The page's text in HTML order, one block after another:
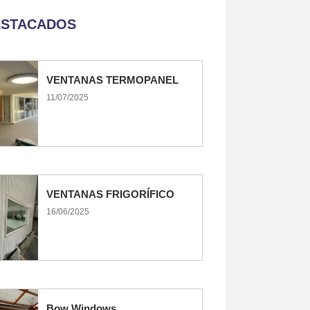
VENTANAS TERMOPANEL
11/07/2025
VENTANAS FRIGORÍFICO
16/06/2025